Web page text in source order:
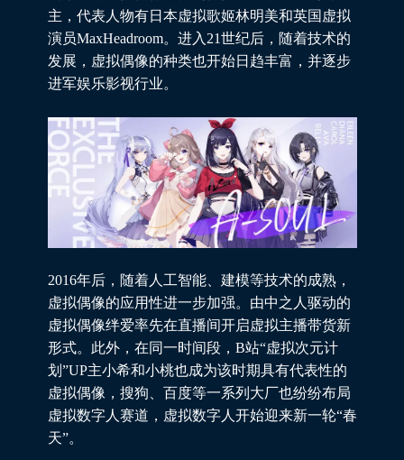
主，代表人物有日本虚拟歌姬林明美和英国虚拟
演员MaxHeadroom。进入21世纪后，随着技术的
发展，虚拟偶像的种类也开始日趋丰富，并逐步
进军娱乐影视行业。
2016年后，随着人工智能、建模等技术的成熟，
虚拟偶像的应用性进一步加强。由中之人驱动的
虚拟偶像绊爱率先在直播间开启虚拟主播带货新
形式。此外，在同一时间段，B站“虚拟次元计
划”UP主小希和小桃也成为该时期具有代表性的
虚拟偶像，搜狗、百度等一系列大厂也纷纷布局
虚拟数字人赛道，虚拟数字人开始迎来新一轮“春
天”。